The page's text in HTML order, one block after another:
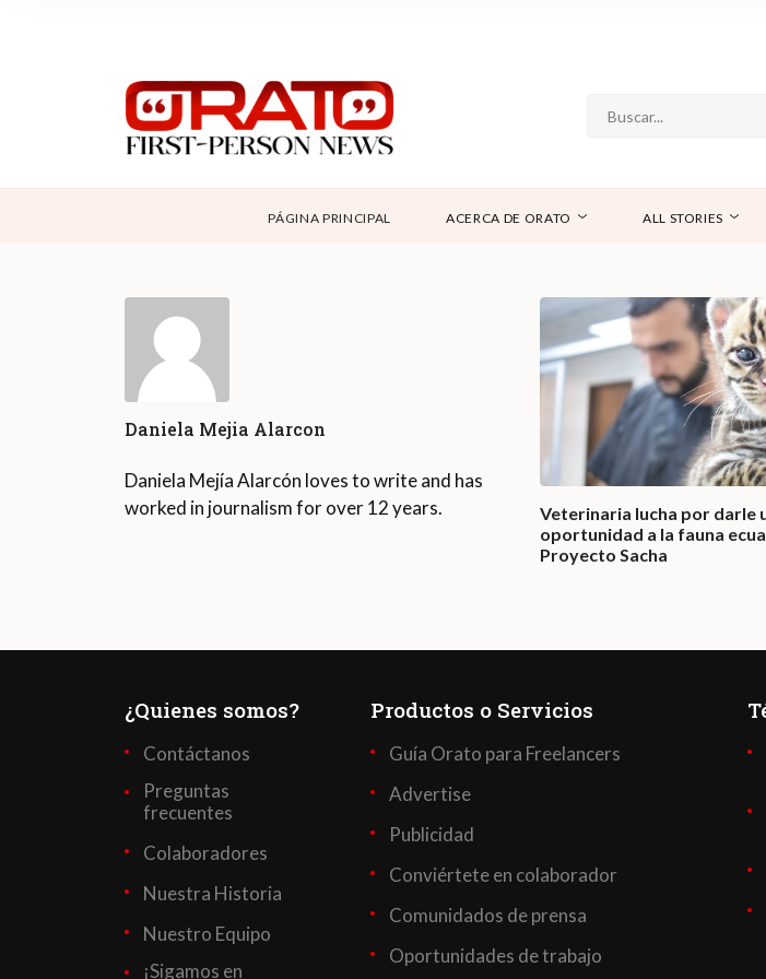
SUPPORT
CONTÁCTANOS
PÁGINA PRINCIPAL ACERCA DE ORATO ALL STORIES
Daniela Mejia Alarcon
Daniela Mejía Alarcón loves to write and has
worked in journalism for over 12 years.
Veterinaria lucha por darle
oportunidad a la fauna
Proyecto Sacha
¿Quienes somos?
Contáctanos
Preguntas
frecuentes
Colaboradores
Nuestra Historia
Nuestro Equipo
¡Sigamos en
Productos o Servicios
Guía Orato para Freelancers
Advertise
Publicidad
Conviértete en colaborador
Comunidados de prensa
Oportunidades de trabajo